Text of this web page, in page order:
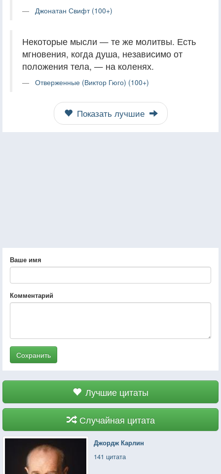
Джонатан Свифт (100+)
Некоторые мысли — те же молитвы. Есть
мгновения, когда душа, независимо от
положения тела, — на коленях.
Отверженные (Виктор Гюго) (100+)
Показать лучшие
Ваше имя
Комментарий
Сохранить
Лучшие цитаты
Случайная цитата
Джордж Карлин
141 цитата